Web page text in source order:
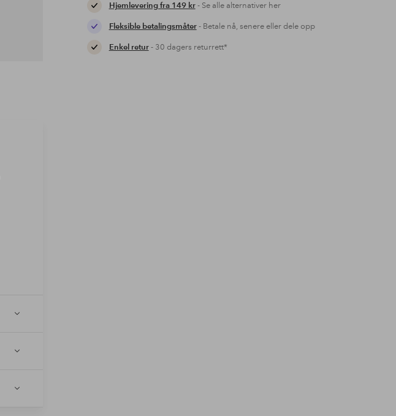
Hjemlevering fra 149 kr- Se alle alternativer her
Fleksible betalingsmåter- Betale nå, senere eller dele opp
Enkel retur- 30 dagers returrett*